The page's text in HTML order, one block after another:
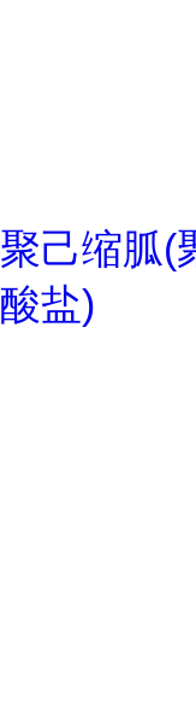
聚己缩胍(
酸盐)